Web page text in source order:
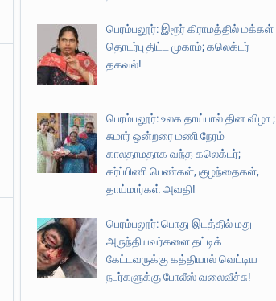
பெரம்பலூர்: இரூர் கிராமத்தில் மக்கள்
தொடர்பு திட்ட முகாம்; கலெக்டர்
தகவல்!
பெரம்பலூர்: உலக தாய்பால் தின விழா ;
சுமார் ஒன்றரை மணி நேரம்
காலதாமதாக வந்த கலெக்டர்;
கர்ப்பிணி பெண்கள், குழந்தைகள்,
தாய்மார்கள் அவதி!
பெரம்பலூர்: பொது இடத்தில் மது
அருந்தியவர்களை தட்டிக்
கேட்டவருக்கு கத்தியால் வெட்டிய
நபர்களுக்கு போலீஸ் வலைவீச்சு!